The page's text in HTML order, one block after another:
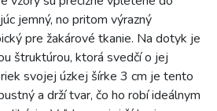
jemný, no pritom výrazný
pre žakárové tkanie. Na dotyk je
štruktúrou, ktorá svedčí o jej
svojej úzkej šírke 3 cm je tento
a drží tvar, čo ho robí ideálnym